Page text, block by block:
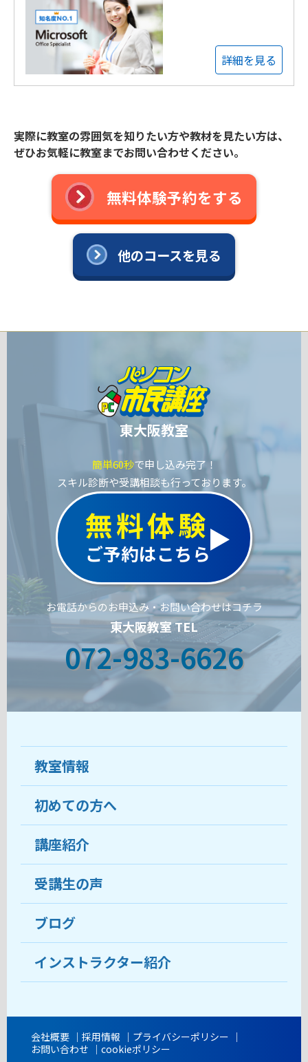
詳細を見る
実際に教室の雰囲気を知りたい方や教材を見たい方は、
ぜひお気軽に教室までお問い合わせください。
無料体験予約をする
他のコースを見る
東大阪教室
簡単60秒で申し込み完了！
スキル診断や受講相談も行っております。
無料体験
ご予約はこちら
お電話からのお申込み・お問い合わせはコチラ
東大阪教室 TEL
072-983-6626
教室情報
教室について
受講生の声
おすすめ・人気の講座
目的から講座を探す
教室ブログ
初めての方へ
ココがおすすめ
料金
受講までの流れ
よくあるご質問
講座紹介
受講生の声
ブログ
インストラクター紹介
会社概要 採用情報
プライバシーポリシー
お問い合わせ
cookieポリシー